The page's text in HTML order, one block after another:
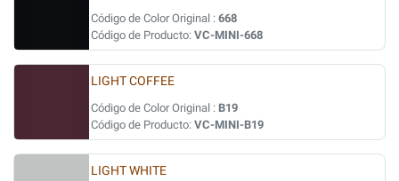
Código de Color Original : 668
Código de Producto: VC-MINI-668
LIGHT COFFEE
Código de Color Original : B19
Código de Producto: VC-MINI-B19
LIGHT WHITE